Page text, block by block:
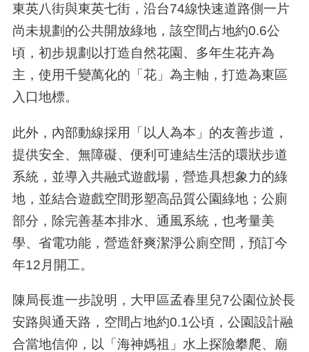
東英八街與東英七街，沿台74線快速道路側一片
尚未規劃的公共開放綠地，該空間占地約0.6公
頃，初步規劃以打造自然花園、多年生花卉為
主，使用千變萬化的「花」為主軸，打造為東區
入口地標。
此外，內部動線採用「以人為本」的友善步道，
提供安全、無障礙、便利可連結生活的環狀步道
系統，並導入共融式遊戲場，營造具想象力的綠
地，並結合遊戲空間形塑高品質公園綠地；公廁
部分，除完善基本排水、通風系統，也考量美
學、省電功能，營造舒爽潔淨公廁空間，預訂今
年12月開工。
陳局長進一步說明，大甲區孟春里兒7公園位於長
安路與通天路，空間占地約0.1公頃，公園設計融
合當地信仰，以「海神媽祖」水上探險攀爬、廟